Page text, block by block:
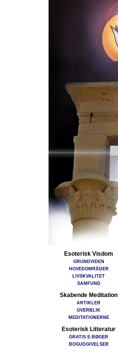
Esoterisk Visdom
GRUNDVIDEN
HOVEDOMRÅDER
LIVSKVALITET
SAMFUND
Skabende Meditation
ARTIKLER
OVERBLIK
MEDITATIONERNE
Esoterisk Litteratur
GRATIS E-BØGER
BOGUDGIVELSER